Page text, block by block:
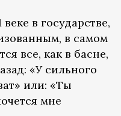
в государстве,
в самом
все, как в басне,
«У сильного
или: «Ты
мне